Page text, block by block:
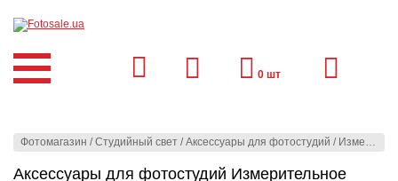
Фотомагазин /Студийный свет /Аксессуары для фотостудий / Измерительное оборудование Sekonic
Аксессуары для фотостудий Измерительное
0 шт